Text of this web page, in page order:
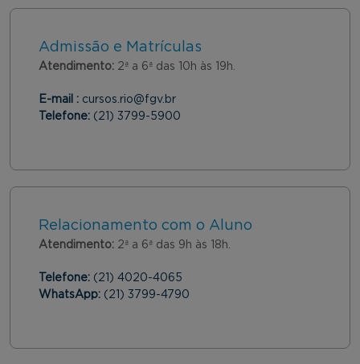
Admissão e Matrículas
Atendimento: 2ª a 6ª das 10h às 19h.
E-mail : cursos.rio@fgv.br
Telefone: (21) 3799-5900
Relacionamento com o Aluno
Atendimento: 2ª a 6ª das 9h às 18h.
Telefone: (21) 4020-4065
WhatsApp: (21) 3799-4790